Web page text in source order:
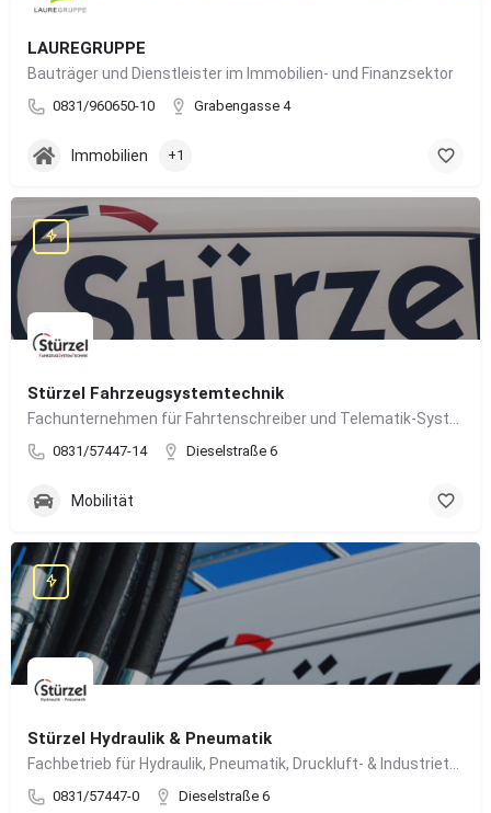
LAUREGRUPPE
Bauträger und Dienstleister im Immobilien- und Finanzsektor
0831/960650-10 Grabengasse 4
Immobilien +1
Stürzel Fahrzeugsystemtechnik
0831/57447-14 Dieselstraße 6
Mobilität
Stürzel Hydraulik & Pneumatik
0831/57447-0 Dieselstraße 6